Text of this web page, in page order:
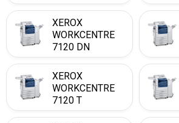
XEROX
WORKCENTRE
7120 DN
XEROX
WORKCENTRE
7120 T